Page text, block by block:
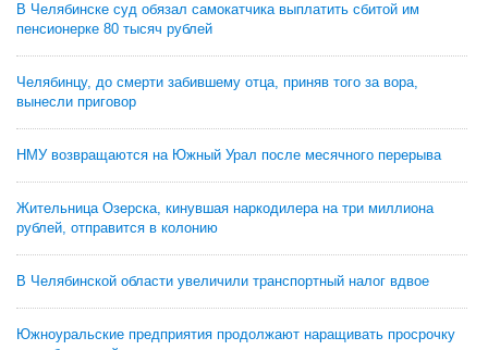
В Челябинске суд обязал самокатчика выплатить сбитой им
пенсионерке 80 тысяч рублей
Челябинцу, до смерти забившему отца, приняв того за вора,
вынесли приговор
НМУ возвращаются на Южный Урал после месячного перерыва
Жительница Озерска, кинувшая наркодилера на три миллиона
рублей, отправится в колонию
В Челябинской области увеличили транспортный налог вдвое
Южноуральские предприятия продолжают наращивать просрочку